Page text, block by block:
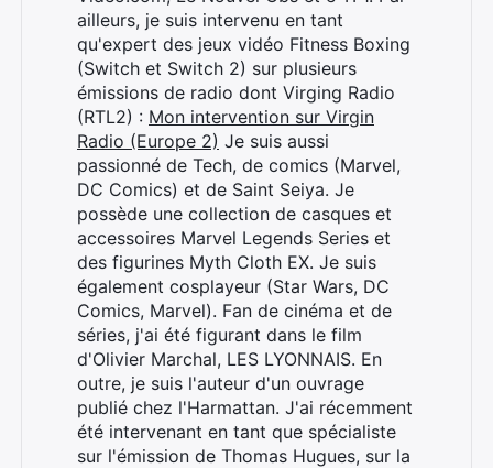
ailleurs, je suis intervenu en tant
qu'expert des jeux vidéo Fitness Boxing
(Switch et Switch 2) sur plusieurs
émissions de radio dont Virging Radio
(RTL2) : Mon intervention sur Virgin
Radio (Europe 2) Je suis aussi
passionné de Tech, de comics (Marvel,
DC Comics) et de Saint Seiya. Je
possède une collection de casques et
accessoires Marvel Legends Series et
des figurines Myth Cloth EX. Je suis
également cosplayeur (Star Wars, DC
Comics, Marvel). Fan de cinéma et de
séries, j'ai été figurant dans le film
d'Olivier Marchal, LES LYONNAIS. En
outre, je suis l'auteur d'un ouvrage
publié chez l'Harmattan. J'ai récemment
été intervenant en tant que spécialiste
sur l'émission de Thomas Hugues, sur la